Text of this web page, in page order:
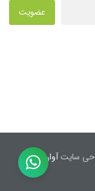
عضویت
سایتآوان نیک